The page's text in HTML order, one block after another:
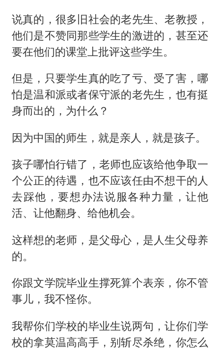
说真的，很多旧社会的老先生、老教授，
他们是不赞同那些学生的激进的，甚至还
要在他们的课堂上批评这些学生。
但是，只要学生真的吃了亏、受了害，哪
怕是温和派或者保守派的老先生，也有挺
身而出的，为什么？
因为中国的师生，就是亲人，就是孩子。
孩子哪怕行错了，老师也应该给他争取一
个公正的待遇，也不应该任由不想干的人
去踩他，要想办法说服各种力量，让他
活、让他翻身、给他机会。
这样想的老师，是父母心，是人生父母养
的。
你跟文学院毕业生撑死算个表亲，你不管
事儿，我不怪你。
我帮你们学校的毕业生说两句，让你们学
校的拿莫温高高手，别斩尽杀绝，你怎么